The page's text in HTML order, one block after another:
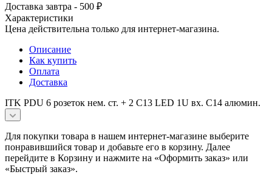
Доставка завтра - 500 ₽
Характеристики
Цена действительна только для интернет-магазина.
Описание
Как купить
Оплата
Доставка
ITK PDU 6 розеток нем. ст. + 2 С13 LED 1U вх. С14 алюмин.
Для покупки товара в нашем интернет-магазине выберите
понравившийся товар и добавьте его в корзину. Далее
перейдите в Корзину и нажмите на «Оформить заказ» или
«Быстрый заказ».